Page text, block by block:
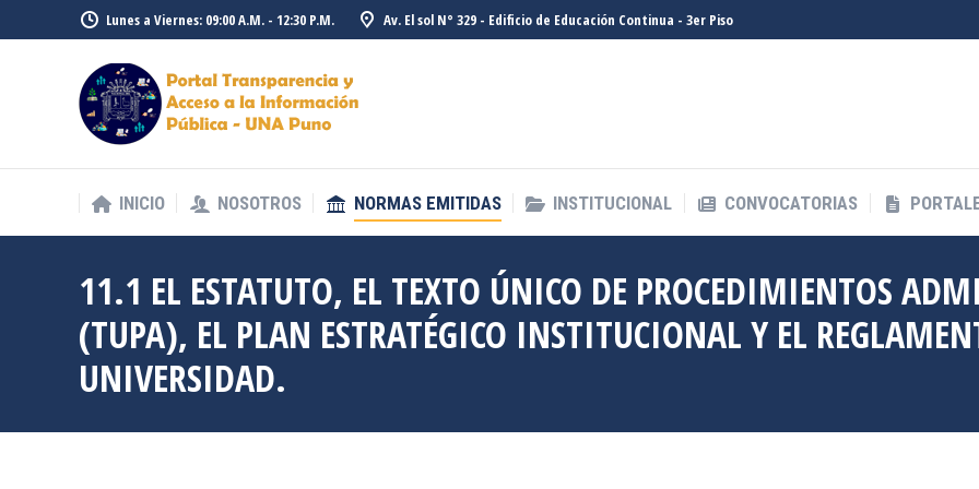
Lunes a Viernes: 09:00 A.M. - 12:30 P.M. Av. El sol N° 329 - Edificio de Educación Continua - 3er Piso
INICIO NOSOTROS NORMAS EMITIDAS INSTITUCIONAL CONVOCATORIAS
11.1 EL ESTATUTO, EL TEXTO ÚNICO DE PROCEDIMIENTOS
(TUPA), EL PLAN ESTRATÉGICO INSTITUCIONAL Y EL
UNIVERSIDAD.
INICIO NOSOTROS NORMAS EMITIDAS INSTITUCIONAL CONVOCATORIAS